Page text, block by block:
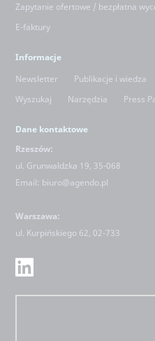
Zapytanie ofertowe / bezpłatna
E-faktury
Informacje
Newsletter
Publikacje i wiedza
Wyszukaj
Narzędzia Press
Dane kontaktowe
Rzeszów:
ul. Grunwaldzka 19, 35-068
Email: biuro@agendo.pl
Warszawa:
ul. Kurpińskiego 62, 02-733